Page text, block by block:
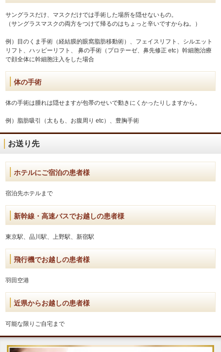
サングラスだけ、マスクだけでは手術した場所を隠せないもの。
（サングラスマスクの両方をつけて帰るのはちょっと辛いですからね。）
例）目のくま手術（経結膜的眼窩脂肪移動術）、フェイスリフト、シルエット
リフト、ハッピーリフト、 鼻の手術（プロテーゼ、鼻先修正 etc）幹細胞治療
で顔全体に幹細胞注入をした場合
体の手術
体の手術は腫れは隠せますが包帯のせいで動きにくかったりしますから。
例）脂肪吸引（太もも、お腹周り etc）、豊胸手術
お送り先
ホテルにご宿泊の患者様
宿泊先ホテルまで
新幹線・高速バスでお越しの患者様
東京駅、品川駅、上野駅、新宿駅
飛行機でお越しの患者様
羽田空港
近県からお越しの患者様
可能な限りご自宅まで